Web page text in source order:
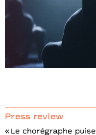
Press review
Le chorégraphe